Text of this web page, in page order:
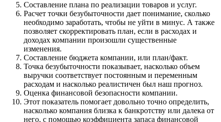
Составление плана по реализации товаров и услуг.
Расчет точки безубыточности дает понимание, сколько
необходимо заработать, чтобы не уйти в минус. А также
позволяет скорректировать план, если в расходах и
доходах компании произошли существенные
изменения.
Составление бюджета компании, или план/факт.
Точка безубыточности показывает, насколько объем
выручки соответствует постоянным и переменным
расходам и насколько реалистичен был наш прогноз.
Оценка финансовой безопасности компании.
Этот показатель помогает довольно точно определить,
насколько компания близка к банкротству или далека от
него, с помощью коэффициента запаса финансовой